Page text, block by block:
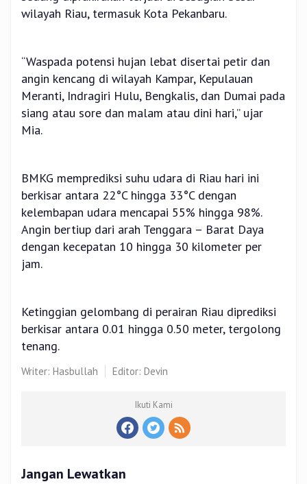
wilayah Riau, termasuk Kota Pekanbaru.
“Waspada potensi hujan lebat disertai petir dan
angin kencang di wilayah Kampar, Kepulauan
Meranti, Indragiri Hulu, Bengkalis, dan Dumai pada
siang atau sore dan malam atau dini hari,” ujar
Mia.
BMKG memprediksi suhu udara di Riau hari ini
berkisar antara 22°C hingga 33°C dengan
kelembapan udara mencapai 55% hingga 98%.
Angin bertiup dari arah Tenggara – Barat Daya
dengan kecepatan 10 hingga 30 kilometer per
jam.
Ketinggian gelombang di perairan Riau diprediksi
berkisar antara 0.01 hingga 0.50 meter, tergolong
tenang.
Writer: Hasbullah Editor: Devin
Ikuti Kami
Jangan Lewatkan